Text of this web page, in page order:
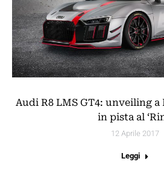
Audi R8 LMS GT4: unveiling
in pista al
12 Aprile 2017
Leggi